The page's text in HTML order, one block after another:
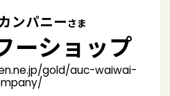
ンパニーさま
ーショップ
gold/auc-waiwai-